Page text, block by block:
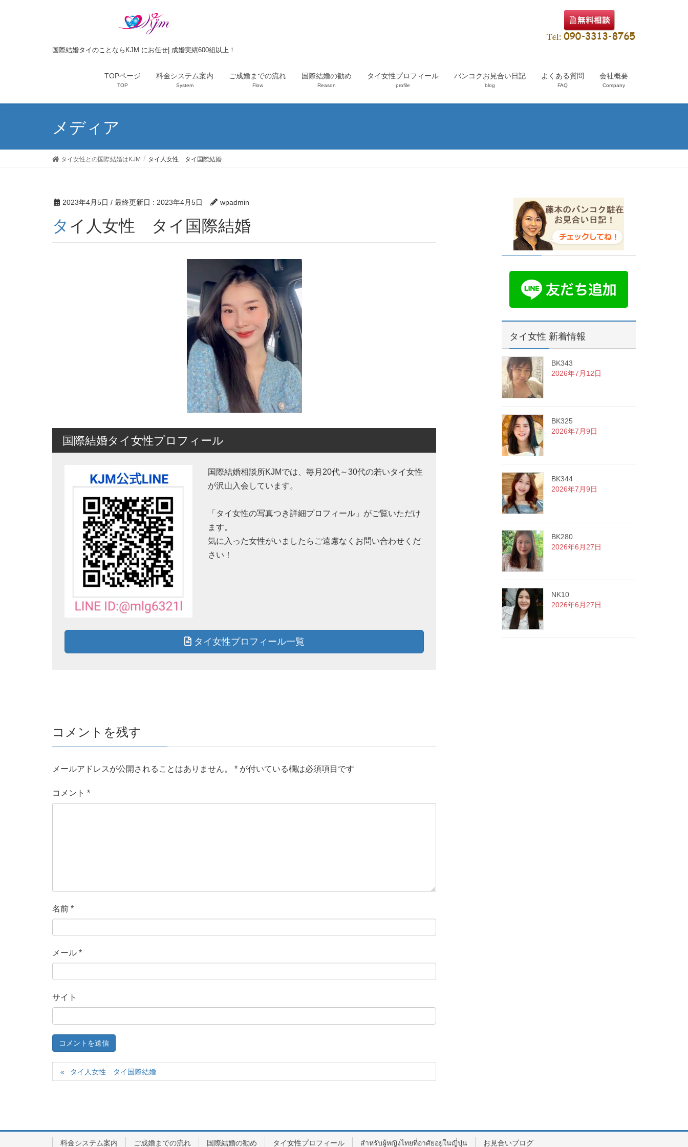
国際結婚タイのことならKJM にお任せ| 成婚実績600組以上！
TOPページ
TOP
料金システム案内
System
ご成婚までの流れ
Flow
国際結婚の勧め
Reason
タイ女性プロフィール
profile
バンコクお見合い日記
blog
よくある質問
FAQ
会社概要
Company
メディア
タイ女性との国際結婚はKJM タイ人女性 タイ国際結婚
2023年4月5日 / 最終更新日 : 2023年4月5日 wpadmin
タイ人女性 タイ国際結婚
国際結婚タイ女性プロフィール
国際結婚相談所KJMでは、毎月20代～30代の若いタイ女性
が沢山入会しています。
「タイ女性の写真つき詳細プロフィール」がご覧いただけ
ます。
気に入った女性がいましたらご遠慮なくお問い合わせくだ
さい！
タイ女性プロフィール一覧
コメントを残す
メールアドレスが公開されることはありません。 * が付いている欄は必須項目です
コメント *
名前 *
メール *
サイト
タイ人女性 タイ国際結婚
タイ女性 新着情報
BK343
2026年7月12日
BK325
2026年7月9日
BK344
2026年7月9日
BK280
2026年6月27日
NK10
2026年6月27日
料金システム案内 ご成婚までの流れ 国際結婚の勧め タイ女性プロフィール สำหรับผู้หญิงไทยที่อาศัยอยู่ในญี่ปุ่น お見合いブログ